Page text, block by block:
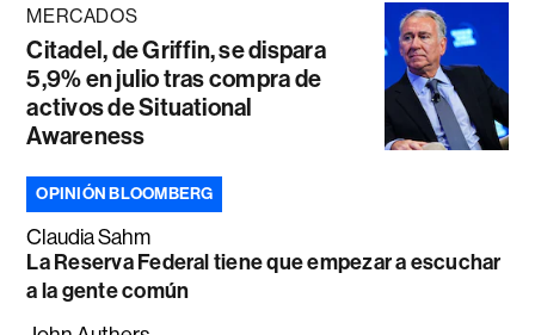
MERCADOS
Citadel, de Griffin, se dispara
5,9% en julio tras compra de
activos de Situational
Awareness
OPINIÓN BLOOMBERG
Claudia Sahm
La Reserva Federal tiene que empezar a escuchar
a la gente común